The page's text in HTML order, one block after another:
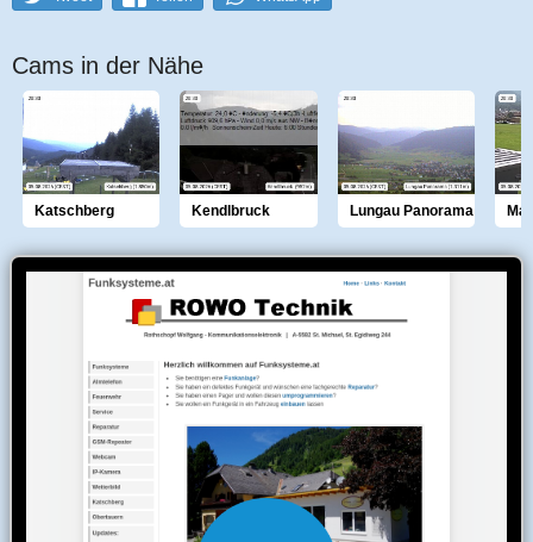
Cams in der Nähe
Katschberg Kendlbruck Lungau Panorama